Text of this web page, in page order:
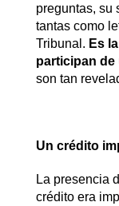
preguntas, su
tantas como
Tribunal. Es
participan
son tan
Un crédito
La presencia
crédito era